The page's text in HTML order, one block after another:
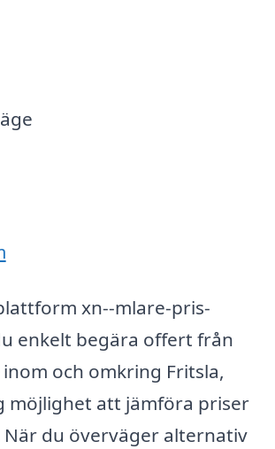
xn--mlare-pris-
enkelt begära offert från
och omkring Fritsla,
möjlighet att jämföra priser
När du överväger alternativ